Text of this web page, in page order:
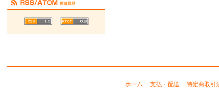
ホーム 支払・配送 特定商取引